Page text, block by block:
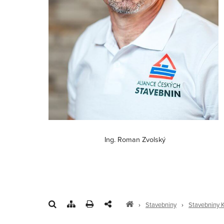
Ing. Roman Zvolský
› Stavebniny › Stavebniny